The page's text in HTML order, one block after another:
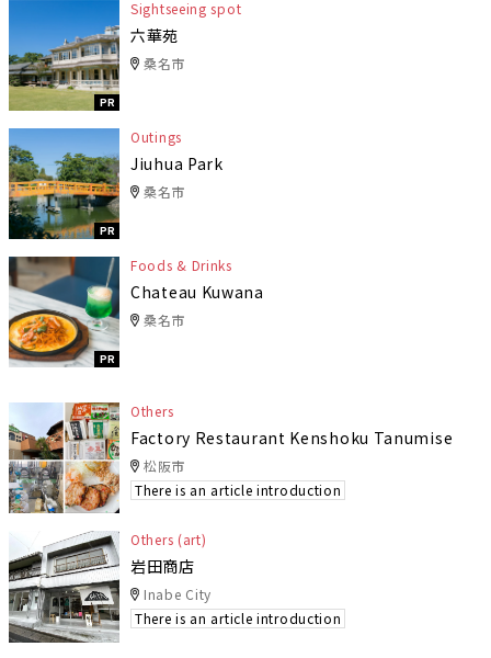
PR
Sightseeing spot
六華苑
桑名市
PR
Outings
Jiuhua Park
桑名市
PR
Foods & Drinks
Chateau Kuwana
桑名市
Others
Factory Restaurant Kenshoku Tanumise
松阪市
There is an article introduction
Others (art)
岩田商店
Inabe City
There is an article introduction